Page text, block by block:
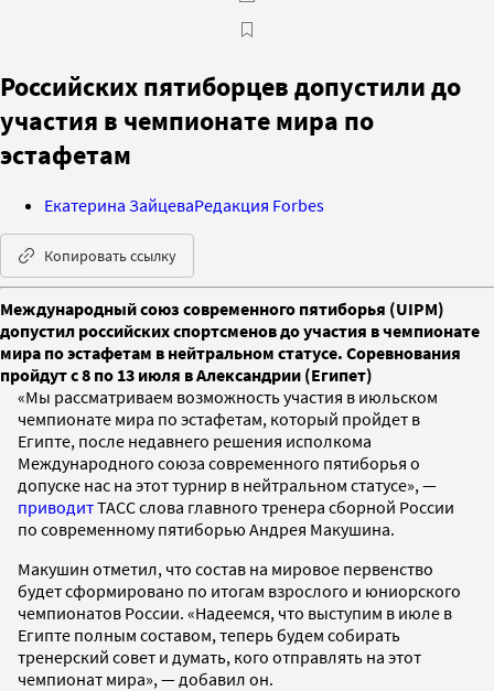
Российских пятиборцев допустили до
участия в чемпионате мира по
эстафетам
Екатерина ЗайцеваРедакция Forbes
Копировать ссылку
Международный союз современного пятиборья (UIPM)
допустил российских спортсменов до участия в чемпионате
мира по эстафетам в нейтральном статусе. Соревнования
пройдут с 8 по 13 июля в Александрии (Египет)
«Мы рассматриваем возможность участия в июльском
чемпионате мира по эстафетам, который пройдет в
Египте, после недавнего решения исполкома
Международного союза современного пятиборья о
допуске нас на этот турнир в нейтральном статусе», —
приводитТАСС слова главного тренера сборной России
по современному пятиборью Андрея Макушина.
Макушин отметил, что состав на мировое первенство
будет сформировано по итогам взрослого и юниорского
чемпионатов России. «Надеемся, что выступим в июле в
Египте полным составом, теперь будем собирать
тренерский совет и думать, кого отправлять на этот
чемпионат мира», — добавил он.